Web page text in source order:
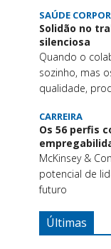
SAÚDE
Solidão no
silenciosa
Quando o
sozinho, mas
qualidade,
CARREIRA
Os 56 perfis
McKinsey &
potencial de
futuro
Últimas